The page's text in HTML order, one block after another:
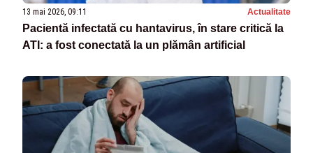
13 mai 2026, 09:11 Actualitate
Pacientă infectată cu hantavirus, în stare critică la
ATI: a fost conectată la un plămân artificial